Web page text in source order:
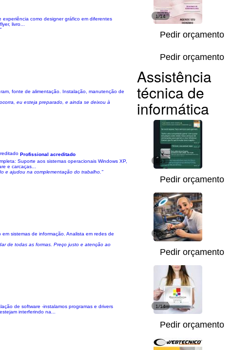
como designer gráfico em diferentes
livro...
1/14
Pedir orçamento
fonte de alimentação. Instalação, manutenção de
eu esteja preparado, e ainda se deixou à
Pedir orçamento
Profissional acreditado
Suporte aos sistemas operacionais Windows XP,
e carcaças...
e ajudou na complementação do trabalho."
1/13
Pedir orçamento
sistemas de informação. Analista em redes de
de todas as formas. Preço justo e atenção ao
1/6
Pedir orçamento
de software -instalamos programas e drivers
interferindo na...
1/14
Pedir orçamento
Assistência
técnica de
informática